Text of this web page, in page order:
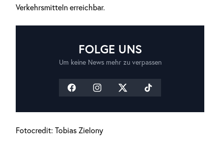
Verkehrsmitteln erreichbar.
FOLGE UNS
Um keine News mehr zu verpassen
Fotocredit: Tobias Zielony